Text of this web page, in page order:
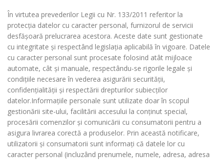
În virtutea prevederilor Legii cu Nr. 133/2011 referitor la
protecția datelor cu caracter personal, furnizorul de servicii
desfășoară prelucrarea acestora. Aceste date sunt gestionate
cu integritate și respectând legislația aplicabilă în vigoare. Datele
cu caracter personal sunt procesate folosind atât mijloace
automate, cât și manuale, respectându-se rigorile legale și
condițiile necesare în vederea asigurării securității,
confidențialității și respectării drepturilor subiecților
datelor.Informațiile personale sunt utilizate doar în scopul
gestionării site-ului, facilitării accesului la conținut special,
procesării comenzilor și comunicării cu consumatorii pentru a
asigura livrarea corectă a produselor. Prin această notificare,
utilizatorii și consumatorii sunt informați că datele lor cu
caracter personal (incluzând prenumele, numele, adresa, adresa